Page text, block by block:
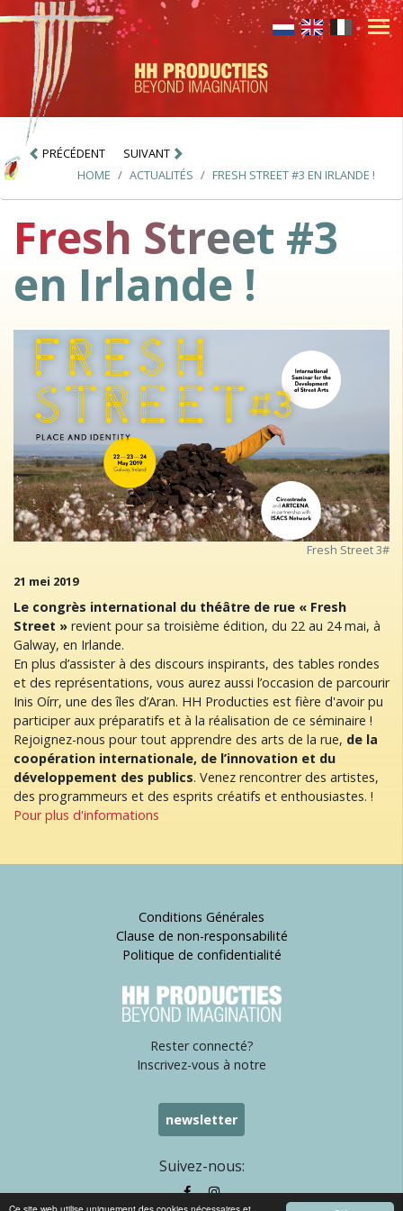
PRÉCÉDENT
SUIVANT
HOME
ACTUALITÉS FRESH STREET #3 EN IRLANDE !
Fresh Street #3
en Irlande !
Fresh Street 3#
21 mei 2019
Le congrès international du théâtre de rue « Fresh
Street » revient pour sa troisième édition, du 22 au 24 mai, à
Galway, en Irlande.
En plus d’assister à des discours inspirants, des tables rondes
et des représentations, vous aurez aussi l’occasion de parcourir
Inis Oírr, une des îles d’Aran. HH Producties est fière d'avoir pu
participer aux préparatifs et à la réalisation de ce séminaire !
Rejoignez-nous pour tout apprendre des arts de la rue, de la
coopération internationale, de l’innovation et du
développement des publics. Venez rencontrer des artistes,
des programmeurs et des esprits créatifs et enthousiastes. !
Pour plus d'informations
Conditions Générales
Clause de non-responsabilité
Politique de confidentialité
Rester connecté?
Inscrivez-vous à notre
newsletter
Suivez-nous: